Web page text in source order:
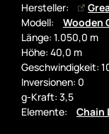
Hersteller:
Modell:
Wooden
Länge: 1.050,0 m
Höhe: 40,0 m
Geschwindigkeit:
Inversionen: 0
g-Kraft: 3,5
Elemente:
Chain